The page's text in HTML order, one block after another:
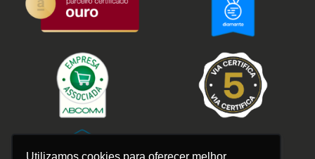
Utilizamos cookies para oferecer melhor